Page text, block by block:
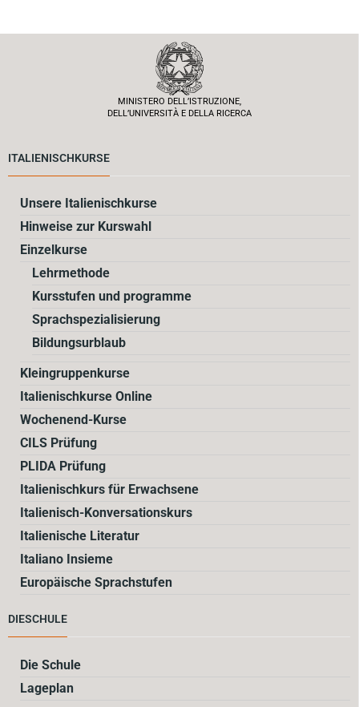
MINISTERO DELL’ISTRUZIONE,
DELL’UNIVERSITÀ E DELLA RICERCA
ITALIENISCHKURSE
Unsere Italienischkurse
Hinweise zur Kurswahl
Einzelkurse
Lehrmethode
Kursstufen und programme
Sprachspezialisierung
Bildungsurblaub
Kleingruppenkurse
Italienischkurse Online
Wochenend-Kurse
CILS Prüfung
PLIDA Prüfung
Italienischkurs für Erwachsene
Italienisch-Konversationskurs
Italienische Literatur
Italiano Insieme
Europäische Sprachstufen
DIESCHULE
Die Schule
Lageplan